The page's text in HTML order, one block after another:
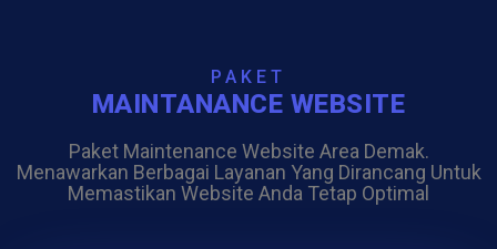
PAKET
MAINTANANCE WEBSITE
Paket Maintenance Website Area Demak.
Menawarkan Berbagai Layanan Yang Dirancang Untuk
Memastikan Website Anda Tetap Optimal